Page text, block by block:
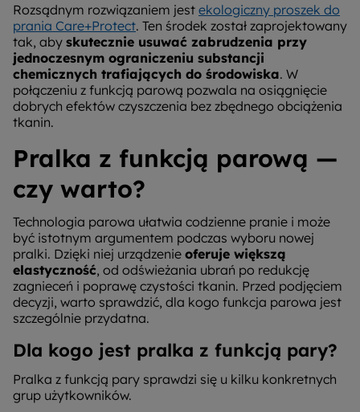
Rozsądnym rozwiązaniem jest ekologiczny proszek do
prania Care+Protect. Ten środek został zaprojektowany
tak, aby skutecznie usuwać zabrudzenia przy
jednoczesnym ograniczeniu substancji
chemicznych trafiających do środowiska. W
połączeniu z funkcją parową pozwala na osiągnięcie
dobrych efektów czyszczenia bez zbędnego obciążenia
tkanin.
Pralka z funkcją parową —
czy warto?
Technologia parowa ułatwia codzienne pranie i może
być istotnym argumentem podczas wyboru nowej
pralki. Dzięki niej urządzenie oferuje większą
elastyczność, od odświeżania ubrań po redukcję
zagnieceń i poprawę czystości tkanin. Przed podjęciem
decyzji, warto sprawdzić, dla kogo funkcja parowa jest
szczególnie przydatna.
Dla kogo jest pralka z funkcją pary?
Pralka z funkcją pary sprawdzi się u kilku konkretnych
grup użytkowników.